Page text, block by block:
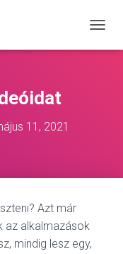
A
11, 2021
Azt már
az alkalmazások
mindig lesz egy,